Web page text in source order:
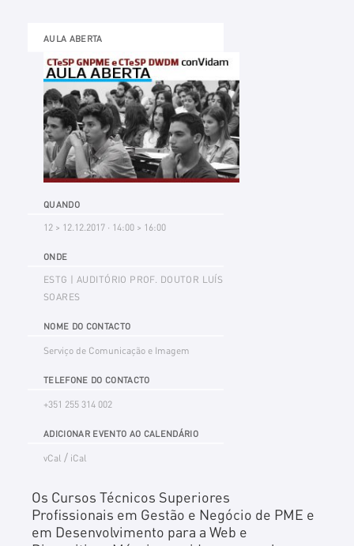
AULA ABERTA
QUANDO
12 > 12.12.2017 · 14:00 > 16:00
ONDE
ESTG | AUDITÓRIO PROF. DOUTOR LUÍS
SOARES
NOME DO CONTACTO
Serviço de Comunicação e Imagem
TELEFONE DO CONTACTO
+351 255 314 002
ADICIONAR EVENTO AO CALENDÁRIO
vCal / iCal
Os Cursos Técnicos Superiores
Profissionais em Gestão e Negócio de PME e
em Desenvolvimento para a Web e